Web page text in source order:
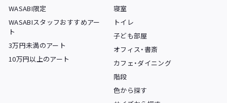
WASABI限定
WASABIスタッフおすすめアー
ト
3万円未満のアート
10万円以上のアート
寝室
トイレ
子ども部屋
オフィス・書斎
カフェ・ダイニング
階段
色から探す